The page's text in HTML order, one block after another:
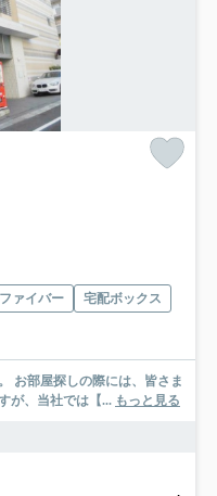
ァイバー
宅配ボックス
が、当社では【... もっと見る